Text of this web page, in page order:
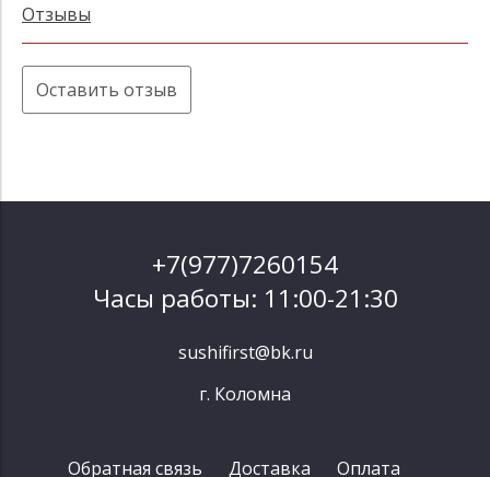
Отзывы
Оставить отзыв
+7(977)7260154
Часы работы: 11:00-21:30
sushifirst@bk.ru
г. Коломна
Обратная связь Доставка Оплата